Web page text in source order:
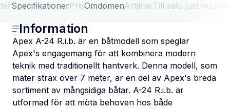
SpecifikationerPrisOmdömenArtiklarTill salu just nu
Information
Apex A-24 R.i.b. är en båtmodell som speglar
Apex's engagemang för att kombinera modern
teknik med traditionellt hantverk. Denna modell, som
mäter strax över 7 meter, är en del av Apex's breda
sortiment av mångsidiga båtar. A-24 R.i.b. är
utformad för att möta behoven hos både